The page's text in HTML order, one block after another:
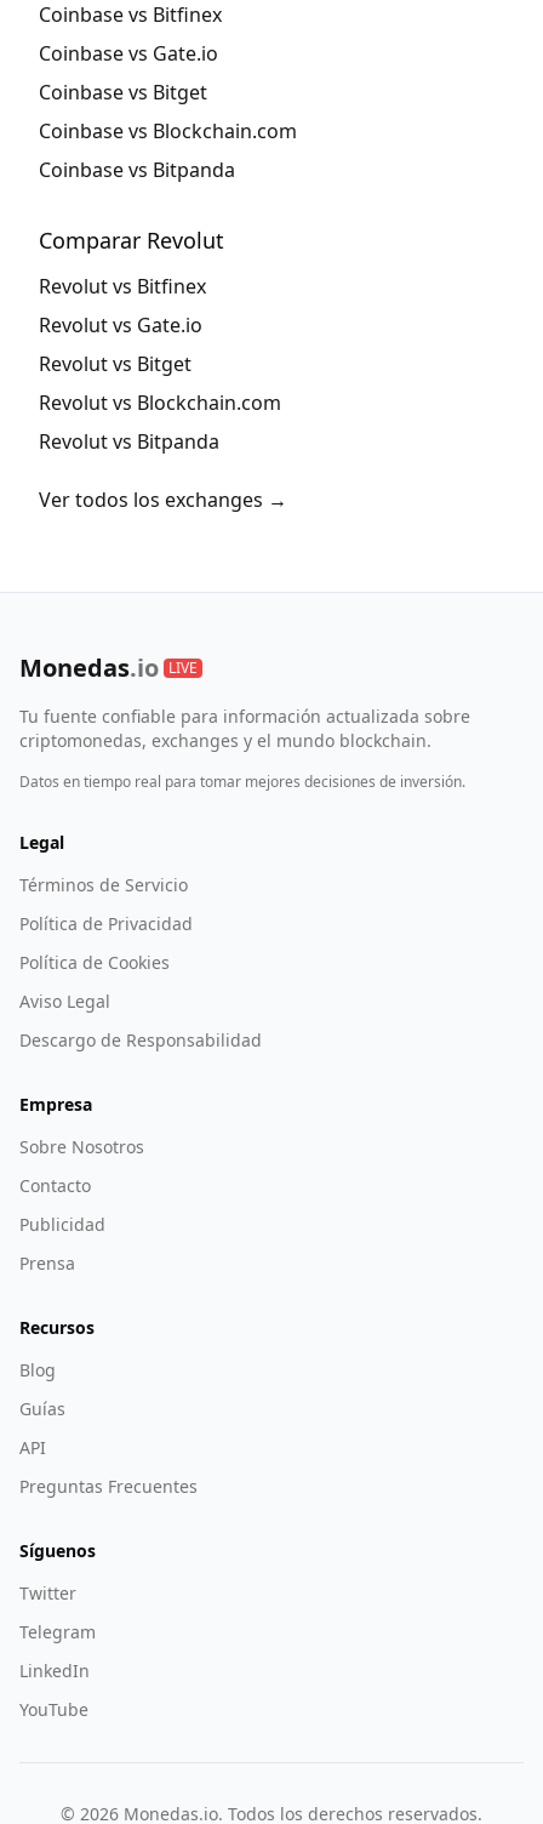
Coinbase vs Bitfinex
Coinbase vs Gate.io
Coinbase vs Bitget
Coinbase vs Blockchain.com
Coinbase vs Bitpanda
Comparar Revolut
Revolut vs Bitfinex
Revolut vs Gate.io
Revolut vs Bitget
Revolut vs Blockchain.com
Revolut vs Bitpanda
Ver todos los exchanges →
Monedas.io LIVE
Tu fuente confiable para información actualizada sobre
criptomonedas, exchanges y el mundo blockchain.
Datos en tiempo real para tomar mejores decisiones de inversión.
Legal
Términos de Servicio
Política de Privacidad
Política de Cookies
Aviso Legal
Descargo de Responsabilidad
Empresa
Sobre Nosotros
Contacto
Publicidad
Prensa
Recursos
Blog
Guías
API
Preguntas Frecuentes
Síguenos
Twitter
Telegram
LinkedIn
YouTube
© 2026 Monedas.io. Todos los derechos reservados.